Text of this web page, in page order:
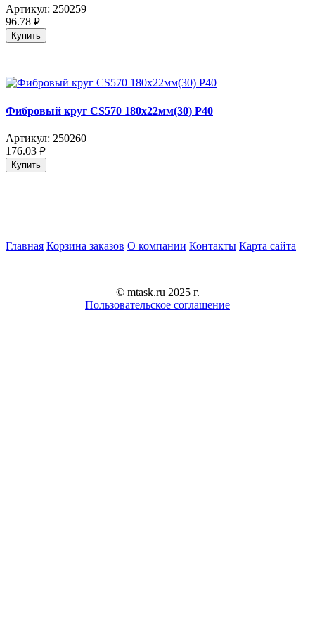
Артикул: 250259
96.78 руб.
Купить
Фибровый круг CS570 180x22мм(30) P40
Артикул: 250260
176.03 руб.
Купить
Главная Корзина заказов О компании Контакты Карта сайта
© mtask.ru 2025 г.
Пользовательское соглашение